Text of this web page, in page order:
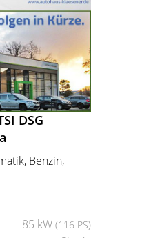
DSG
Benzin,
85 kW (116 PS)